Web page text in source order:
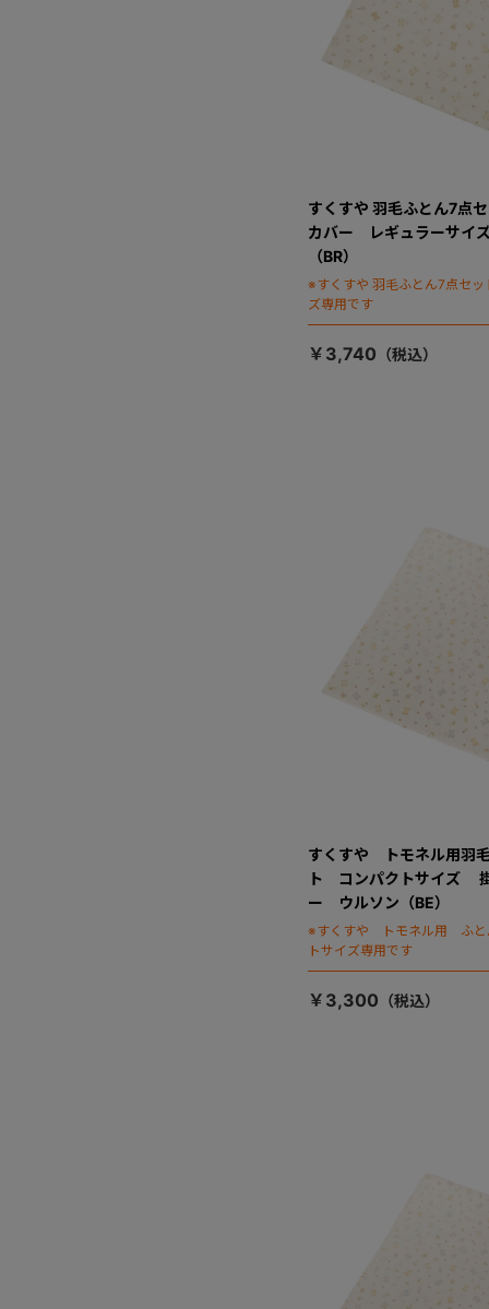
すくすや 羽毛ふとん7点
カバー レギュラーサイ
（BR）
※すくすや 羽毛ふとん7点セ
ズ専用です
￥3,740
すくすや トモネル用羽
ト コンパクトサイズ
ー ウルソン（BE）
※すくすや トモネル用 ふ
トサイズ専用です
￥3,300